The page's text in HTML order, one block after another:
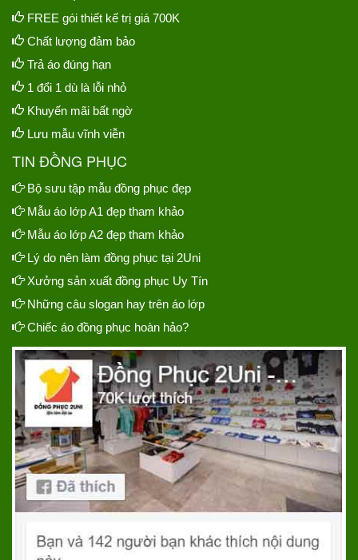
FREE gói thiết kế trị giá 700K
Chất lượng đảm bảo
Trả áo đúng hạn
1 đổi 1 dù là lỗi nhỏ
Khuyến mãi bất ngờ
Lưu mẫu vĩnh viễn
TIN ĐỒNG PHỤC
Bộ sưu tập mẫu đồng phục đẹp
Mẫu áo lớp A1 đẹp tham khảo
Mẫu áo lớp A2 đẹp tham khảo
Lý do nên làm đồng phục tại 2Uni
Xưởng sản xuất đồng phục Uy Tín
Những câu slogan hay trên áo lớp
Chiếc áo đồng phục hoàn hảo?